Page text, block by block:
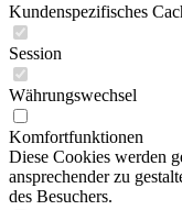
Kundenspezifisches
Session
Währungswechsel
Komfortfunktionen
Diese Cookies werden
ansprechender zu
des Besuchers.